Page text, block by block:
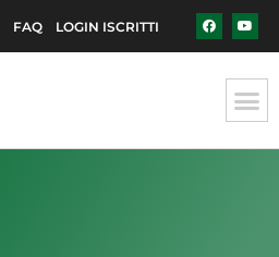
FAQ LOGIN ISCRITTI